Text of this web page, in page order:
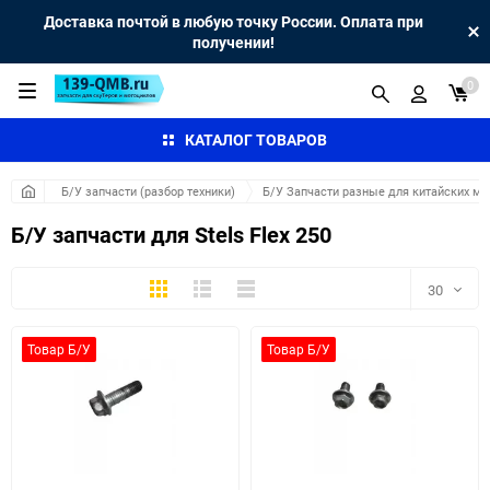
Доставка почтой в любую точку России. Оплата при
получении!
КАТАЛОГ ТОВАРОВ
0
Б/У запчасти (разбор техники) Б/У Запчасти разные для китайских
Б/У запчасти для Stels Flex 250
ПлиткаПодробноКомпактно 30
Товар Б/У Товар Б/У